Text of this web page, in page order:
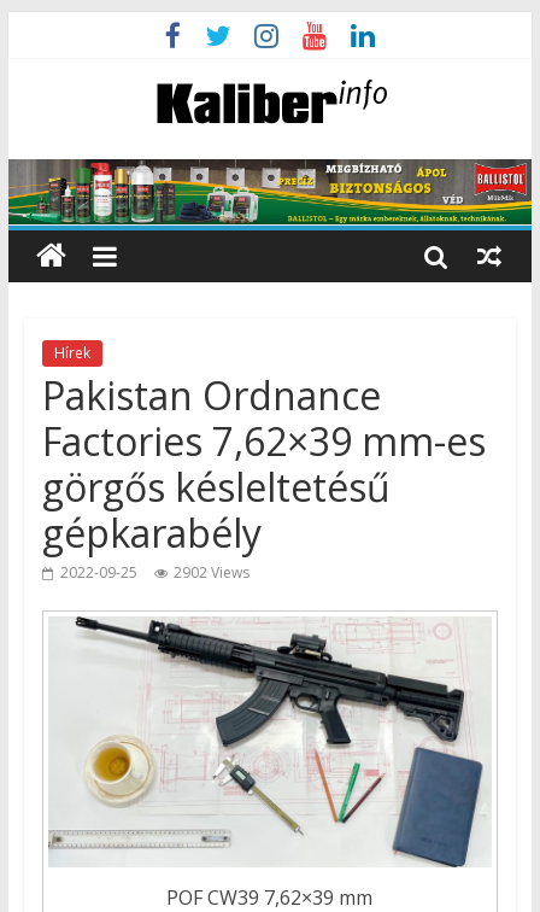
Hírek
Pakistan Ordnance
Factories 7,62×39 mm-es
görgős késleltetésű
gépkarabély
2022-09-25 2902 Views
POF CW39 7,62×39 mm